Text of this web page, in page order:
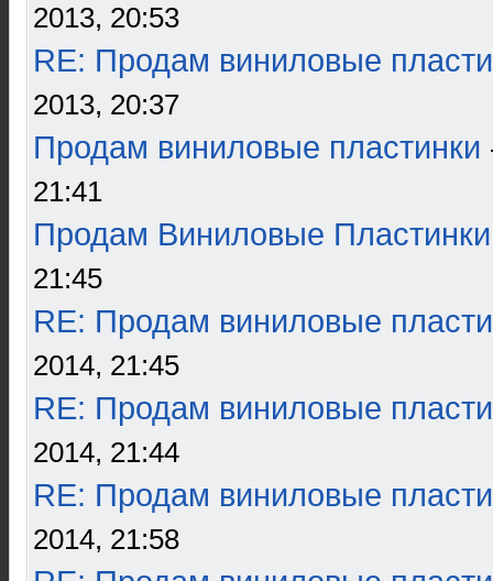
2013, 20:53
RE: Продам виниловые
2013, 20:37
Продам виниловые пластинки
21:41
Продам Виниловые Пластинки
21:45
RE: Продам виниловые
2014, 21:45
RE: Продам виниловые
2014, 21:44
RE: Продам виниловые
2014, 21:58